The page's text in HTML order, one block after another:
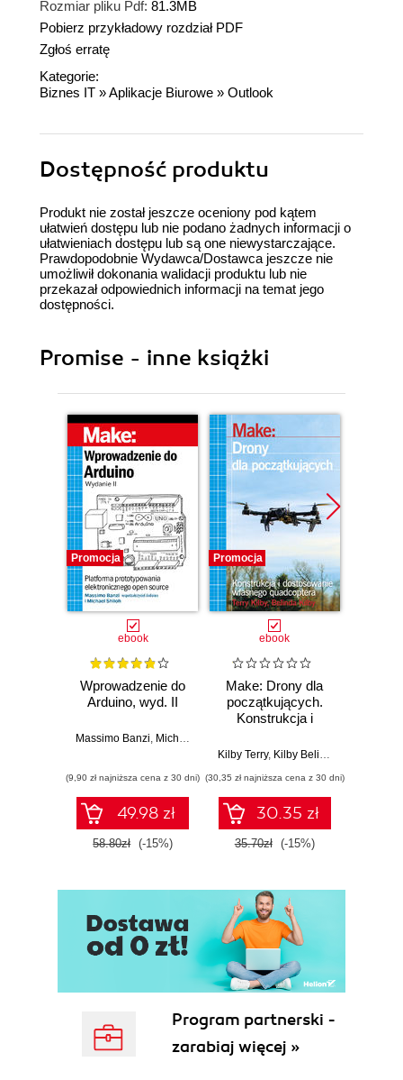
Rozmiar pliku Pdf: 81.3MB
Pobierz przykładowy rozdział PDF
Zgłoś erratę
Kategorie:
Biznes IT »Aplikacje Biurowe » Outlook
Dostępność produktu
Produkt nie został jeszcze oceniony pod kątem
ułatwień dostępu lub nie podano żadnych informacji o
ułatwieniach dostępu lub są one niewystarczające.
Prawdopodobnie Wydawca/Dostawca jeszcze nie
umożliwił dokonania walidacji produktu lub nie
przekazał odpowiednich informacji na temat jego
dostępności.
Promise - inne książki
Promocja
ebook
Wprowadzenie do
Arduino, wyd. II
Massimo Banzi, Michael Shiloh
(9,90 zł najniższa cena z 30 dni)
49.98 zł
58.80zł (-15%)
Promocja
ebook
Make: Drony dla
początkujących.
Konstrukcja i
własnego
Kilby Terry, Kilby Belinda
(30,35 zł najniższa cena z 30 dni)
30.35 zł
35.70zł (-15%)
Program partnerski -
zarabiaj więcej »